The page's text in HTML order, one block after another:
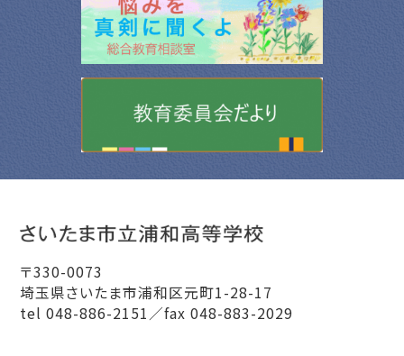
〒330-0073
埼玉県さいたま市浦和区元町1-28-17
tel 048-886-2151／fax 048-883-2029